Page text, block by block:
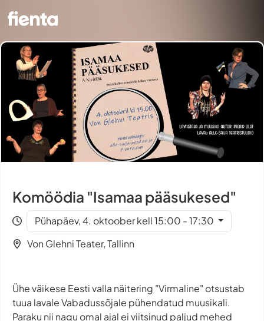
Komöödia "Isamaa pääsukesed"
Pühapäev, 4. oktoober kell 15:00 - 17:30
Von Glehni Teater, Tallinn
Ühe väikese Eesti valla näitering "Virmaline" otsustab
tuua lavale Vabadussõjale pühendatud muusikali.
Paraku nii nagu omal ajal ei viitsinud paljud mehed